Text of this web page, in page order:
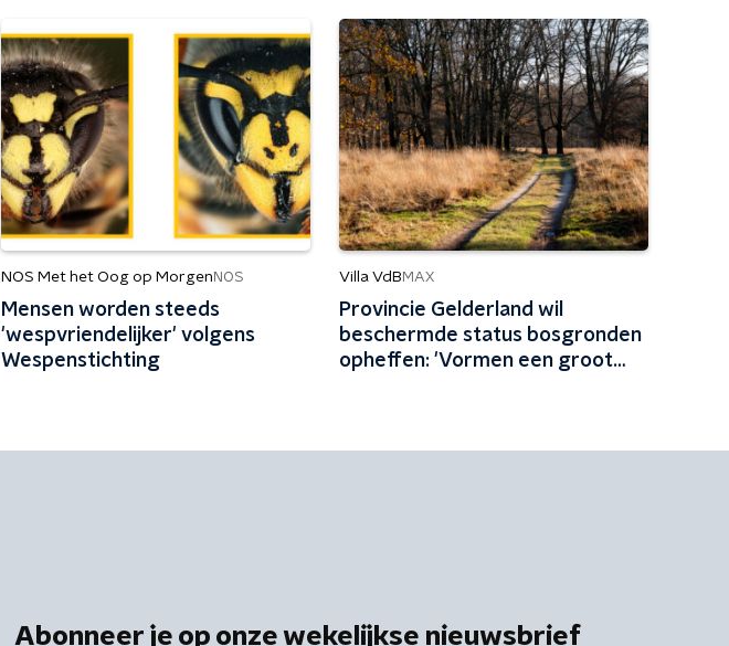
NOS Met het Oog op Morgen NOS
Mensen worden steeds
'wespvriendelijker' volgens
Wespenstichting
Villa VdB MAX
Provincie Gelderland wil
beschermde status bosgronden
opheffen: 'Vormen een groot
Abonneer je op onze wekelijkse nieuwsbrief